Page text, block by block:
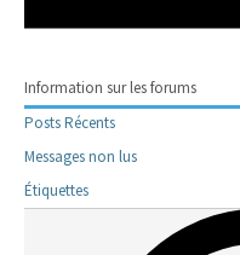
Information sur les forums
Posts Récents
Messages non lus
Étiquettes